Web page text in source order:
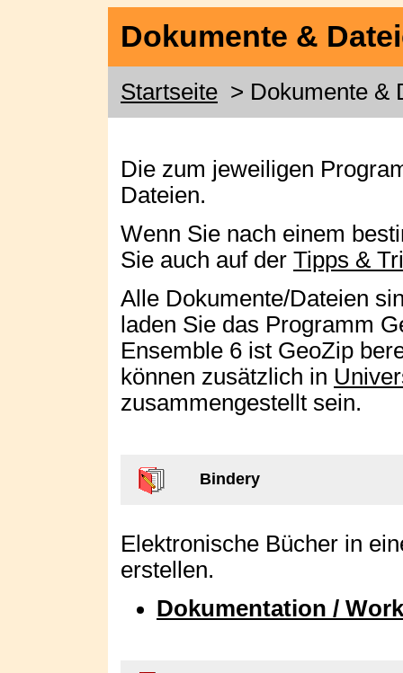
Dokumente &
Startseite > Dokumente &
Die zum jeweiligen
Dateien.
Wenn Sie nach einem
Sie auch auf der Tipps &
Alle Dokumente/Dateien
laden Sie das Programm
Ensemble 6 ist GeoZip
können zusätzlich in
zusammengestellt sein.
Bindery
Elektronische Bücher in
erstellen.
Dokumentation /